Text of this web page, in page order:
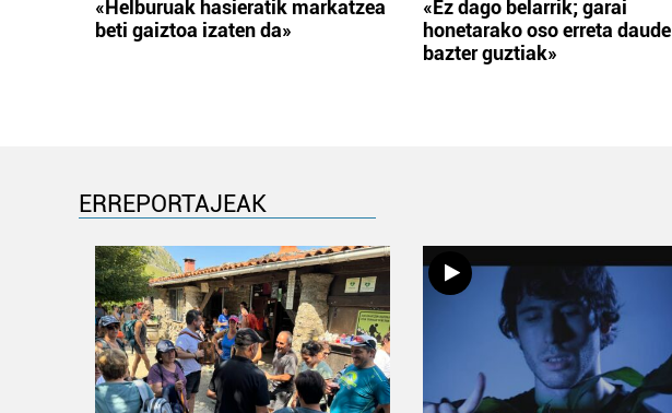
«Helburuak hasieratik markatzea
beti gaiztoa izaten da»
«Ez dago belarrik; garai
honetarako oso erreta daude
bazter guztiak»
ERREPORTAJEAK